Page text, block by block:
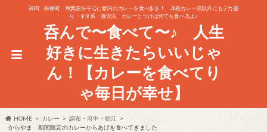
神田・神保町・秋葉原を中心に都内のカレーを食べ歩き！ 本格カレー店以外にもデカ盛
り・ネタ系・激安店、カレーとつけば何でも食べるよ♪
呑んで〜食べて〜♪ 人生
好きに生きたらいいじゃ
ん！【カレーを食べてり
ゃ毎日が幸せ】
HOME カレー
調布・府中・狛江
からやま 期間限定のカレーからあげを食べてきました